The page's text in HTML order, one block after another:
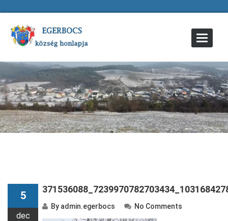
Toggle
5
dec
By admin.egerbocs No Comments